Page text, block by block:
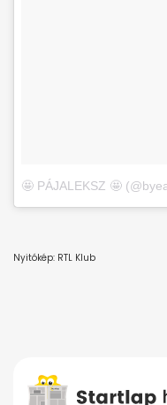
Nyitókép: RTL Klub